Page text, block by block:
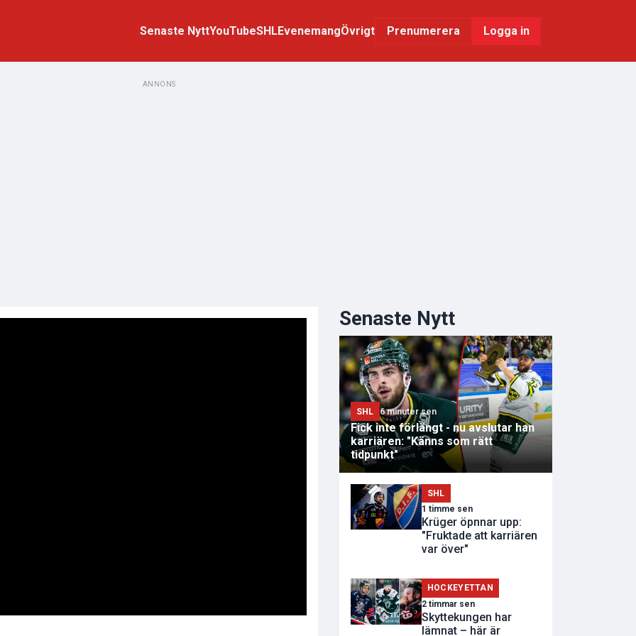
Senaste NyttYouTubeSHLEvenemangÖvrigt Prenumerera Logga in
ANNONS
Senaste Nytt
SHL 6 minuter sen
Fick inte förlängt - nu avslutar han
karriären: "Känns som rätt
tidpunkt"
SHL
1 timme sen
Krüger öpnnar upp:
"Fruktade att karriären
var över"
HOCKEYETTAN
2 timmar sen
Skyttekungen har
lämnat – här är